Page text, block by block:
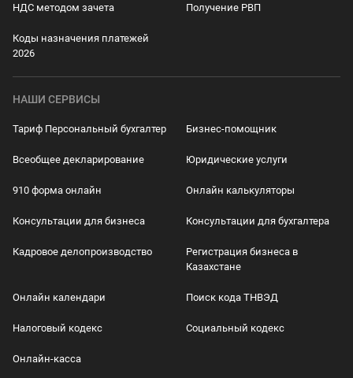
НДС методом зачета Получение РВП
Коды назначения платежей
2026
НАШИ СЕРВИСЫ
Тариф Персональный бухгалтер Бизнес-помощник
Всеобщее декларирование Юридические услуги
910 форма онлайн Онлайн калькуляторы
Консультации для бизнеса Консультации для бухгалтера
Кадровое делопроизводство
Регистрация бизнеса в
Казахстане
Онлайн календари Поиск кода ТНВЭД
Налоговый кодекс Социальный кодекс
Онлайн-касса